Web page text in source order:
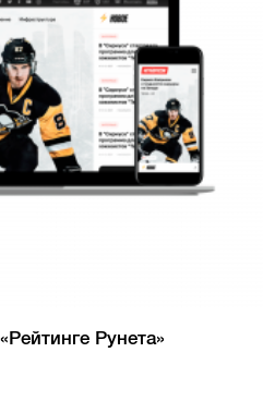
Рунета»